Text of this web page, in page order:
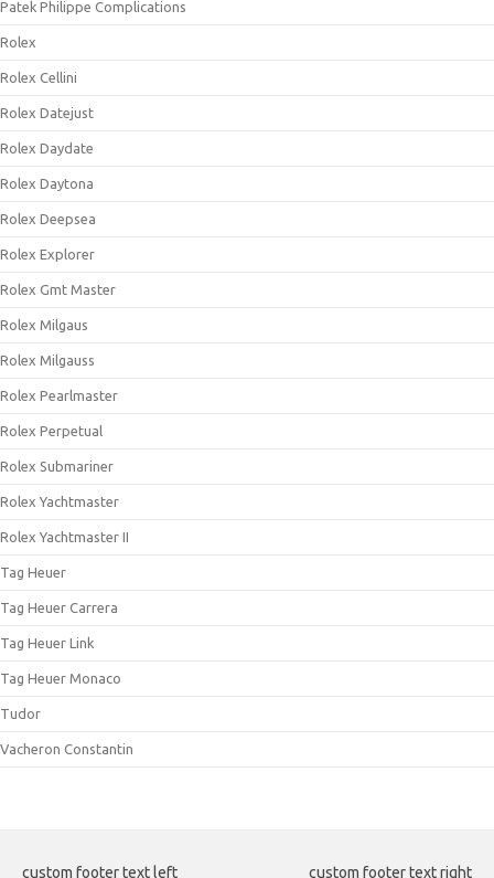
Patek Philippe Complications
Rolex
Rolex Cellini
Rolex Datejust
Rolex Daydate
Rolex Daytona
Rolex Deepsea
Rolex Explorer
Rolex Gmt Master
Rolex Milgaus
Rolex Milgauss
Rolex Pearlmaster
Rolex Perpetual
Rolex Submariner
Rolex Yachtmaster
Rolex Yachtmaster II
Tag Heuer
Tag Heuer Carrera
Tag Heuer Link
Tag Heuer Monaco
Tudor
Vacheron Constantin
custom footer text left custom footer text right